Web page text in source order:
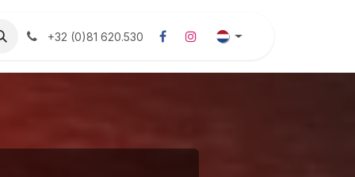
Onkruidbestrijding ​Weeding Shop
+32 (0)81 620.530